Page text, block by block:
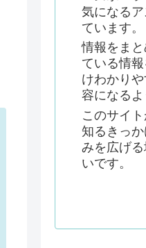
気になる
ています。
情報をま
ている情
けわかり
容になるよ
このサイ
知るきっ
みを広げ
いです。